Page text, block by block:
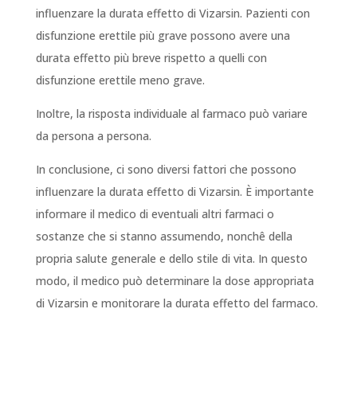
influenzare la durata effetto di Vizarsin. Pazienti con
disfunzione erettile più grave possono avere una
durata effetto più breve rispetto a quelli con
disfunzione erettile meno grave.
Inoltre, la risposta individuale al farmaco può variare
da persona a persona.
In conclusione, ci sono diversi fattori che possono
influenzare la durata effetto di Vizarsin. È importante
informare il medico di eventuali altri farmaci o
sostanze che si stanno assumendo, nonchê della
propria salute generale e dello stile di vita. In questo
modo, il medico può determinare la dose appropriata
di Vizarsin e monitorare la durata effetto del farmaco.